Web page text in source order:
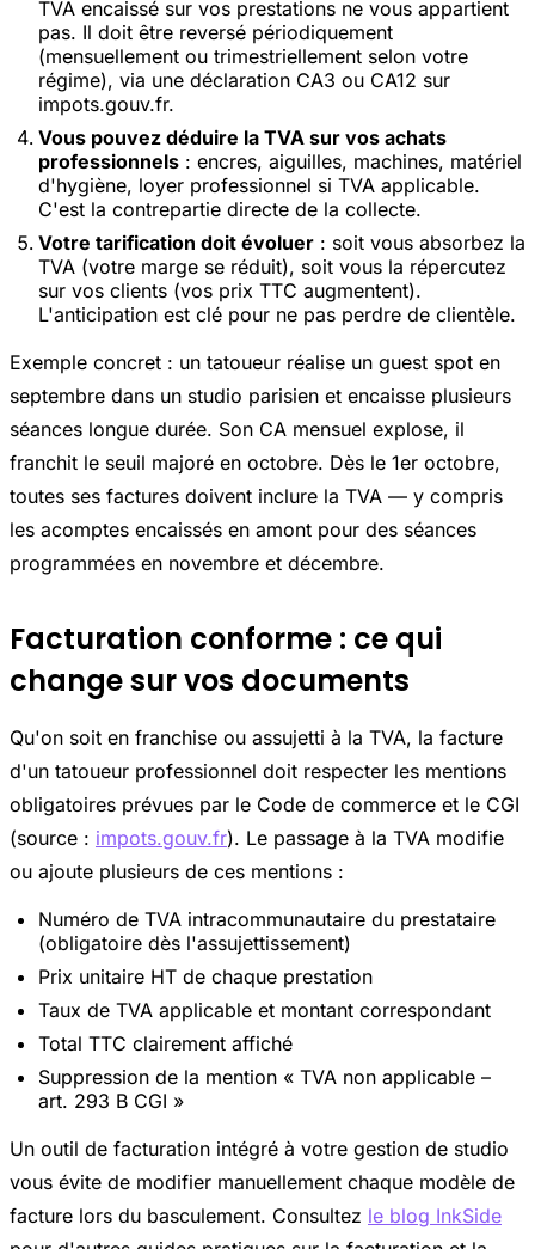
TVA encaissé sur vos prestations ne vous appartient
pas. Il doit être reversé périodiquement
(mensuellement ou trimestriellement selon votre
régime), via une déclaration CA3 ou CA12 sur
impots.gouv.fr.
Vous pouvez déduire la TVA sur vos achats
professionnels : encres, aiguilles, machines, matériel
d'hygiène, loyer professionnel si TVA applicable.
C'est la contrepartie directe de la collecte.
Votre tarification doit évoluer : soit vous absorbez la
TVA (votre marge se réduit), soit vous la répercutez
sur vos clients (vos prix TTC augmentent).
L'anticipation est clé pour ne pas perdre de clientèle.
Exemple concret : un tatoueur réalise un guest spot en
septembre dans un studio parisien et encaisse plusieurs
séances longue durée. Son CA mensuel explose, il
franchit le seuil majoré en octobre. Dès le 1er octobre,
toutes ses factures doivent inclure la TVA — y compris
les acomptes encaissés en amont pour des séances
programmées en novembre et décembre.
Facturation conforme : ce qui
change sur vos documents
Qu'on soit en franchise ou assujetti à la TVA, la facture
d'un tatoueur professionnel doit respecter les mentions
obligatoires prévues par le Code de commerce et le CGI
(source : impots.gouv.fr). Le passage à la TVA modifie
ou ajoute plusieurs de ces mentions :
Numéro de TVA intracommunautaire du prestataire
(obligatoire dès l'assujettissement)
Prix unitaire HT de chaque prestation
Taux de TVA applicable et montant correspondant
Total TTC clairement affiché
Suppression de la mention « TVA non applicable –
art. 293 B CGI »
Un outil de facturation intégré à votre gestion de studio
vous évite de modifier manuellement chaque modèle de
facture lors du basculement. Consultez le blog InkSide